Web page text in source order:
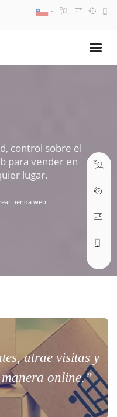
control sobre el
para vender en
lugar.
tienda web
atrae visitas y
online.”
ABRIR TICKET